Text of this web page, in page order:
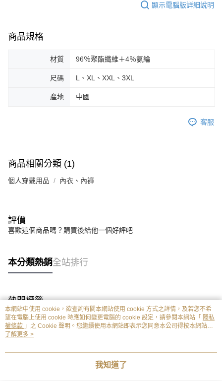
顯示電腦版詳細說明
商品規格
材質 96％聚酯纖維＋4％氨綸
尺碼 L、XL、XXL、3XL
產地 中國
客服
商品相關分類 (1)
個人穿戴用品 內衣、內褲
評價
喜歡這個商品嗎？購買後給他一個好評吧
本分類熱銷全站排行
熱門標籤
本網站中使用 cookie，欲查詢有關本網站使用 cookie 方式之詳情，及若您不希
望在電腦上使用 cookie 時應如何變更電腦的 cookie 設定，請參閱本網站「 隱私
權條款 」之 Cookie 聲明。您繼續使用本網站即表示您同意本公司得按本網站使
用條款之 Cookie 聲明使用 cookie。
了解更多 >
我知道了